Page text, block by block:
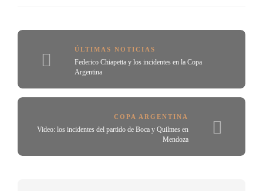
ÚLTIMAS NOTICIAS
Federico Chiapetta y los incidentes en la Copa
Argentina
COPA ARGENTINA
Video: los incidentes del partido de Boca y Quilmes en
Mendoza